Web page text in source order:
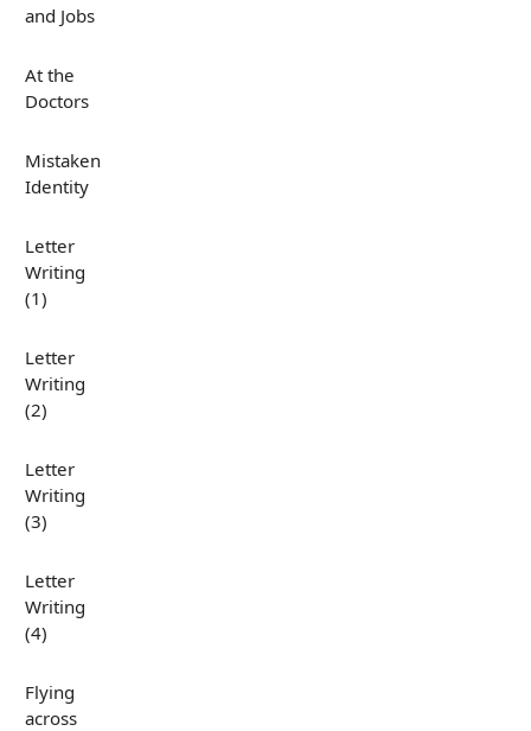
and Jobs
At the
Doctors
Mistaken
Identity
Letter
Writing
(1)
Letter
Writing
(2)
Letter
Writing
(3)
Letter
Writing
(4)
Flying
across